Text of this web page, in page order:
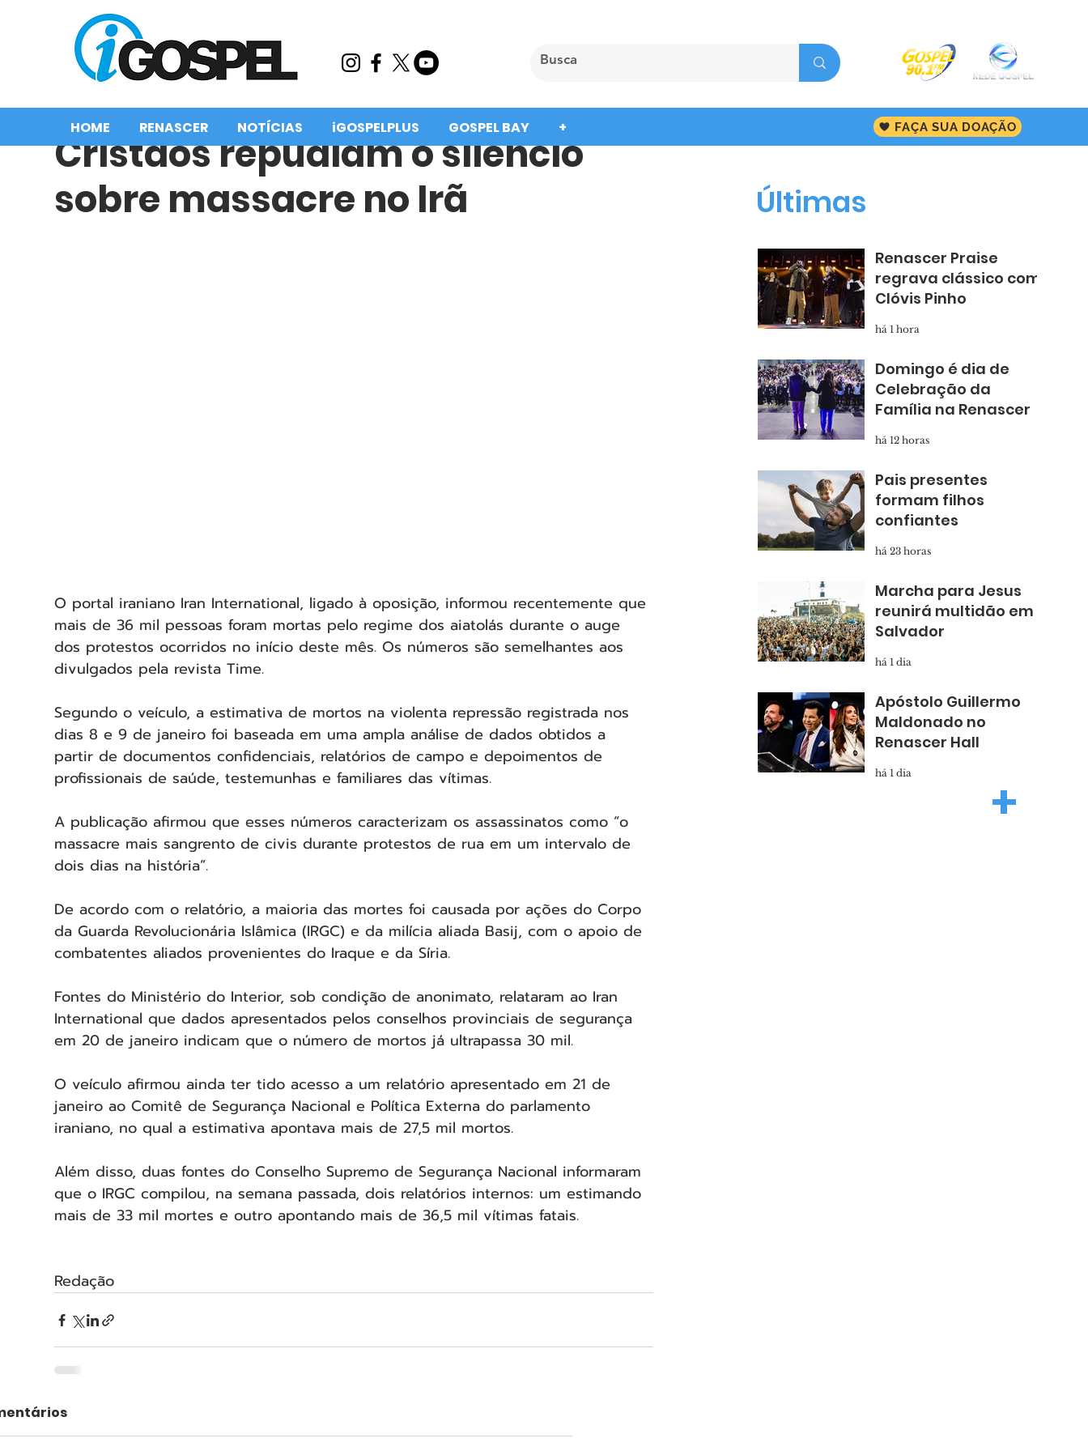
HOME RENASCER NOTÍCIAS iGOSPELPLUS GOSPEL BAY + FAÇA SUA DOAÇÃO
Cristãos repudiam o silêncio
sobre massacre no Irã
O portal iraniano Iran International, ligado à oposição, informou recentemente que
mais de 36 mil pessoas foram mortas pelo regime dos aiatolás durante o auge
dos protestos ocorridos no início deste mês. Os números são semelhantes aos
divulgados pela revista Time.
Segundo o veículo, a estimativa de mortos na violenta repressão registrada nos
dias 8 e 9 de janeiro foi baseada em uma ampla análise de dados obtidos a
partir de documentos confidenciais, relatórios de campo e depoimentos de
profissionais de saúde, testemunhas e familiares das vítimas.
A publicação afirmou que esses números caracterizam os assassinatos como “o
massacre mais sangrento de civis durante protestos de rua em um intervalo de
dois dias na história”.
De acordo com o relatório, a maioria das mortes foi causada por ações do Corpo
da Guarda Revolucionária Islâmica (IRGC) e da milícia aliada Basij, com o apoio de
combatentes aliados provenientes do Iraque e da Síria.
Fontes do Ministério do Interior, sob condição de anonimato, relataram ao Iran
International que dados apresentados pelos conselhos provinciais de segurança
em 20 de janeiro indicam que o número de mortos já ultrapassa 30 mil.
O veículo afirmou ainda ter tido acesso a um relatório apresentado em 21 de
janeiro ao Comitê de Segurança Nacional e Política Externa do parlamento
iraniano, no qual a estimativa apontava mais de 27,5 mil mortos.
Além disso, duas fontes do Conselho Supremo de Segurança Nacional informaram
que o IRGC compilou, na semana passada, dois relatórios internos: um estimando
mais de 33 mil mortes e outro apontando mais de 36,5 mil vítimas fatais.
Redação
Renascer Praise
regrava clássico com
Clóvis Pinho
há 1 hora
Domingo é dia de
Celebração da
Família na Renascer
há 12 horas
Pais presentes
formam filhos
confiantes
há 23 horas
Marcha para Jesus
reunirá multidão em
Salvador
há 1 dia
Apóstolo Guillermo
Maldonado no
Renascer Hall
há 1 dia
Últimas
+